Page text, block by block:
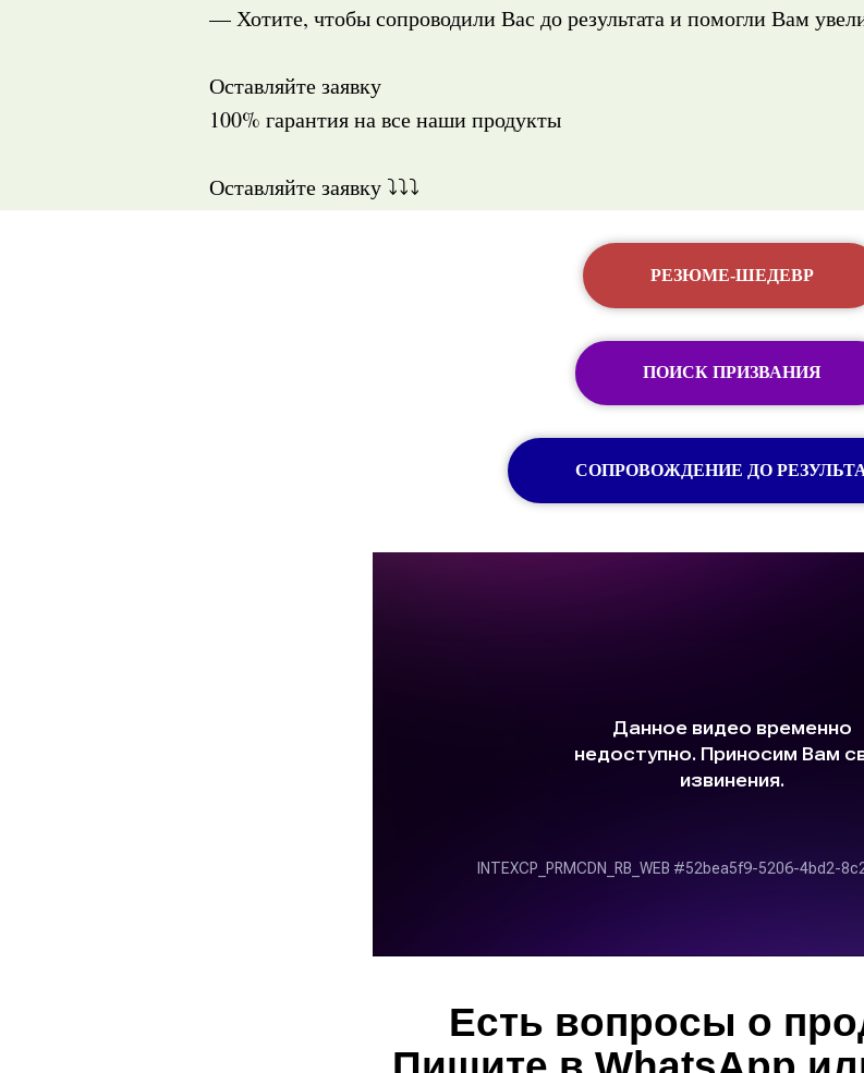
— Хотите, чтобы сопроводили Вас до результата и помогли Вам
Оставляйте заявку
100% гарантия на все наши продукты
Оставляйте заявку ⤵️⤵️⤵️
РЕЗЮМЕ-ШЕДЕВР
ПОИСК ПРИЗВАНИЯ
СОПРОВОЖДЕНИЕ ДО
Есть вопросы о